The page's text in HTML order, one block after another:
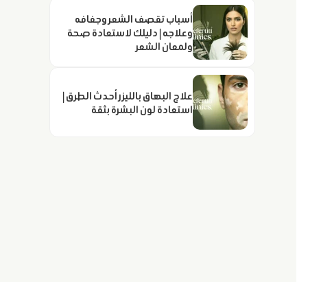
أسباب تقصف الشعر وجفافه
وعلاجه | دليلك لاستعادة صحة
ولمعان الشعر
علاج البهاق بالليزر أحدث الطرق |
استعادة لون البشرة بثقة